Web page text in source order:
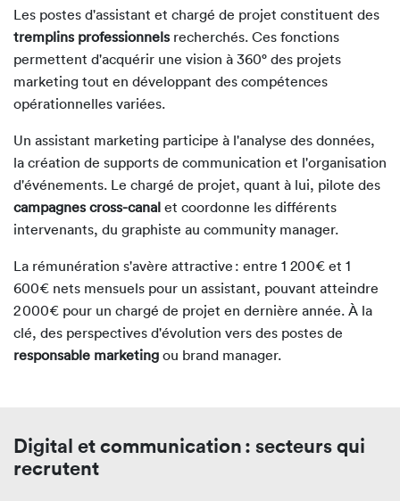
Les postes d'assistant et chargé de projet constituent des
tremplins professionnelsrecherchés. Ces fonctions
permettent d'acquérir une vision à 360° des projets
marketing tout en développant des compétences
opérationnelles variées.
Un assistant marketing participe à l'analyse des données,
la création de supports de communication et l'organisation
d'événements. Le chargé de projet, quant à lui, pilote des
campagnes cross-canal et coordonne les différents
intervenants, du graphiste au community manager.
La rémunération s'avère attractive : entre 1 200€ et 1
600€ nets mensuels pour un assistant, pouvant atteindre
2 000€ pour un chargé de projet en dernière année. À la
clé, des perspectives d'évolution vers des postes de
responsable marketing ou brand manager.
Digital et communication : secteurs qui
recrutent